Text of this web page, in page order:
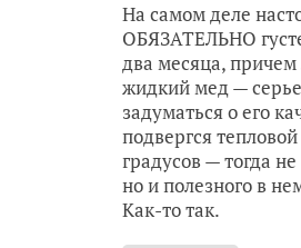
На самом деле
ОБЯЗАТЕЛЬНО
два месяца,
жидкий мед —
задуматься о его
подвергся
градусов — тогда не
но и полезного в
Как-то так.